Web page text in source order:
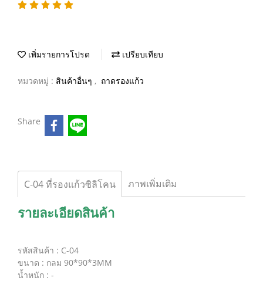
เพิ่มรายการโปรด เปรียบเทียบ
หมวดหมู่ : สินค้าอื่นๆ , ถาดรองแก้ว
Share
C-04 ที่รองแก้วซิลิโคน ภาพเพิ่มเติม
รายละเอียดสินค้า
รหัสสินค้า : C-04
ขนาด : กลม 90*90*3MM
น้ำหนัก : -